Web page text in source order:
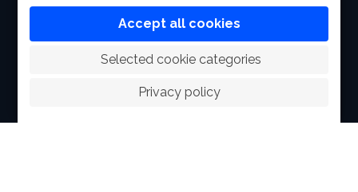
RACING
POLO CLUB
NEWS & EVENTS
Accept all cookies
Selected cookie categories
Privacy policy